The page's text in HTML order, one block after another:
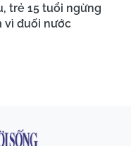
trẻ 15 tuổi ngừng
vì đuối nước